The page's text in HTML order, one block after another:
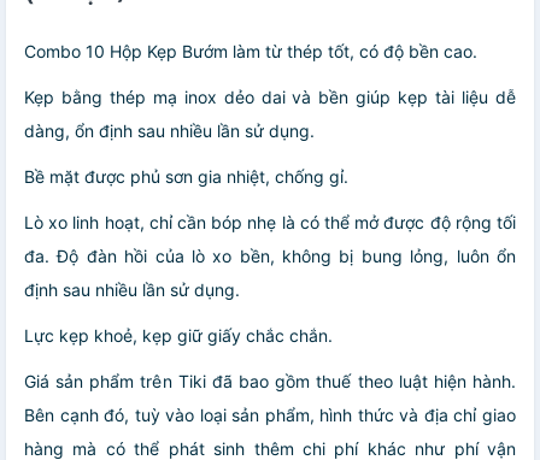
Combo 10 Hộp Kẹp Bướm làm từ thép tốt, có độ bền cao.
Kẹp bằng thép mạ inox dẻo dai và bền giúp kẹp tài liệu dễ
dàng, ổn định sau nhiều lần sử dụng.
Bề mặt được phủ sơn gia nhiệt, chống gỉ.
Lò xo linh hoạt, chỉ cần bóp nhẹ là có thể mở được độ rộng tối
đa. Độ đàn hồi của lò xo bền, không bị bung lỏng, luôn ổn
định sau nhiều lần sử dụng.
Lực kẹp khoẻ, kẹp giữ giấy chắc chắn.
Giá sản phẩm trên Tiki đã bao gồm thuế theo luật hiện hành.
Bên cạnh đó, tuỳ vào loại sản phẩm, hình thức và địa chỉ giao
hàng mà có thể phát sinh thêm chi phí khác như phí vận